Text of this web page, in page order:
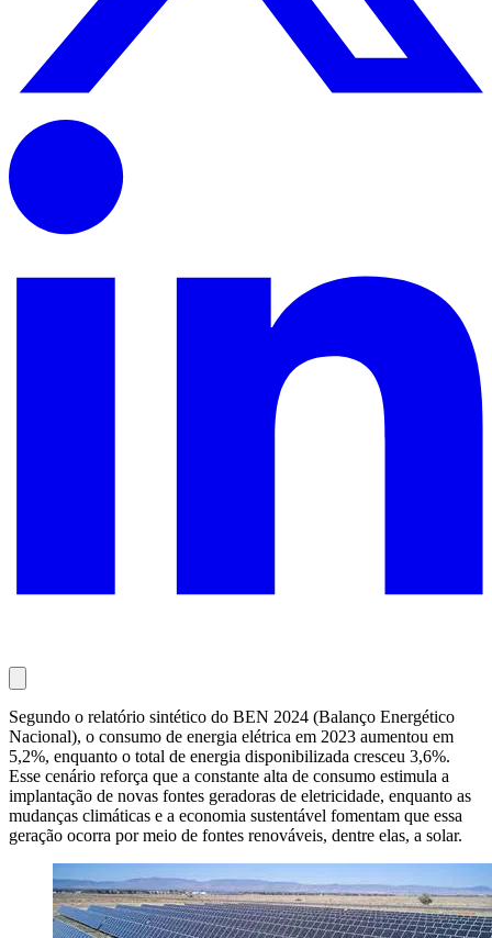
Segundo o relatório sintético do BEN 2024 (Balanço Energético
Nacional), o consumo de energia elétrica em 2023 aumentou em
5,2%, enquanto o total de energia disponibilizada cresceu 3,6%.
Esse cenário reforça que a constante alta de consumo estimula a
implantação de novas fontes geradoras de eletricidade, enquanto as
mudanças climáticas e a economia sustentável fomentam que essa
geração ocorra por meio de fontes renováveis, dentre elas, a solar.